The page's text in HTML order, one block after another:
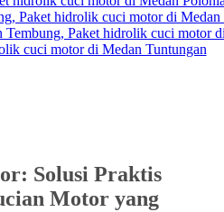
Solusi Praktis
Motor yang